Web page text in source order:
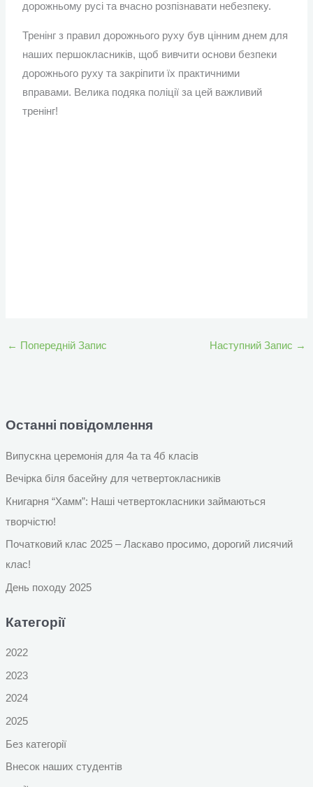
Останні повідомлення
Випускна церемонія для 4а та 4б класів
Вечірка біля басейну для четвертокласників
Книгарня “Хамм”: Наші четвертокласники займаються
творчістю!
Початковий клас 2025 – Ласкаво просимо, дорогий лисячий
клас!
День походу 2025
Категорії
2022
2023
2024
2025
Без категорії
Внесок наших студентів
дорожньому русі та вчасно розпізнавати небезпеку.
Тренінг з правил дорожнього руху був цінним днем для
наших першокласників, щоб вивчити основи безпеки
дорожнього руху та закріпити їх практичними
вправами. Велика подяка поліції за цей важливий
тренінг!
← Попередній Запис Наступний Запис →